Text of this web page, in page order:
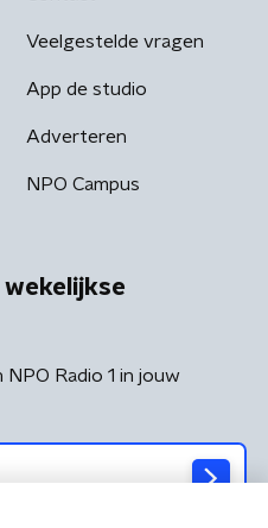
Veelgestelde vragen
App de studio
Adverteren
NPO Campus
wekelijkse
Radio 1 in jouw